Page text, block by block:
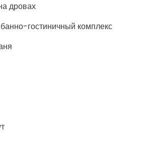
дровах
гостиничный комплекс